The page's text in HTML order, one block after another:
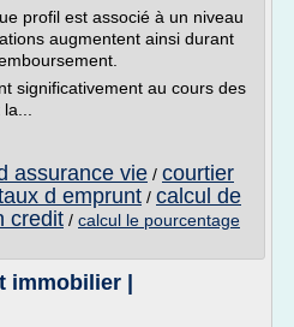
profil est associé à un niveau
augmentent ainsi durant
significativement au cours des
assurance vie / courtier
d emprunt / calcul de
credit / calcul le pourcentage
immobilier |